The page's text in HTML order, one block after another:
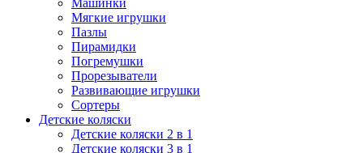
Машинки
Мягкие игрушки
Пазлы
Пирамидки
Погремушки
Прорезыватели
Развивающие игрушки
Сортеры
Детские коляски
Детские коляски 2 в 1
Детские коляски 3 в 1